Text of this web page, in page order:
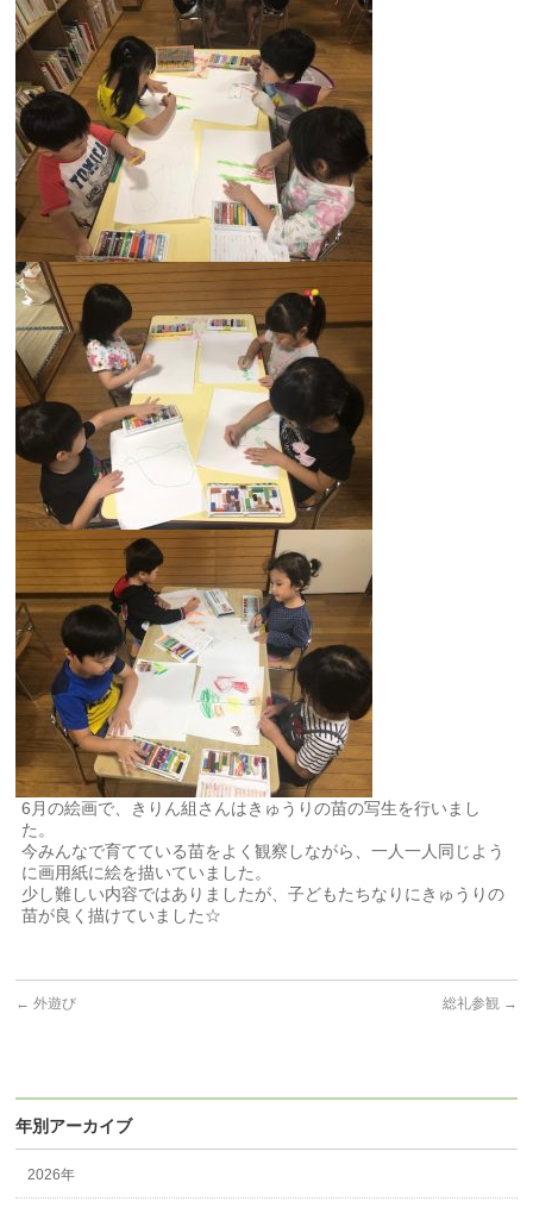
6月の絵画で、きりん組さんはきゅうりの苗の写生を行いまし
た。
今みんなで育てている苗をよく観察しながら、一人一人同じよう
に画用紙に絵を描いていました。
少し難しい内容ではありましたが、子どもたちなりにきゅうりの
苗が良く描けていました☆
← 外遊び 総礼参観 →
年別アーカイブ
2026年